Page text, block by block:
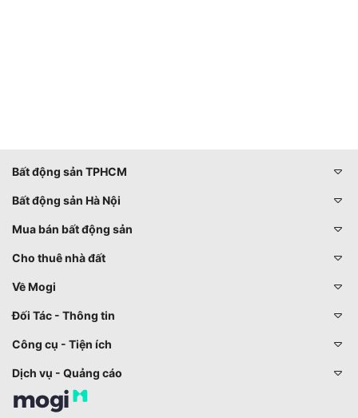
Bất động sản TPHCM
Bất động sản Hà Nội
Mua bán bất động sản
Cho thuê nhà đất
Về Mogi
Đối Tác - Thông tin
Công cụ - Tiện ích
Dịch vụ - Quảng cáo